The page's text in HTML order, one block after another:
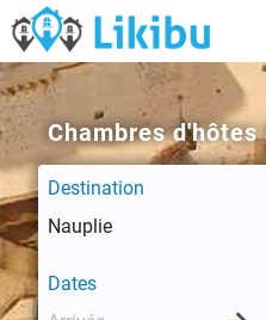
Chambres
Destination
Dates